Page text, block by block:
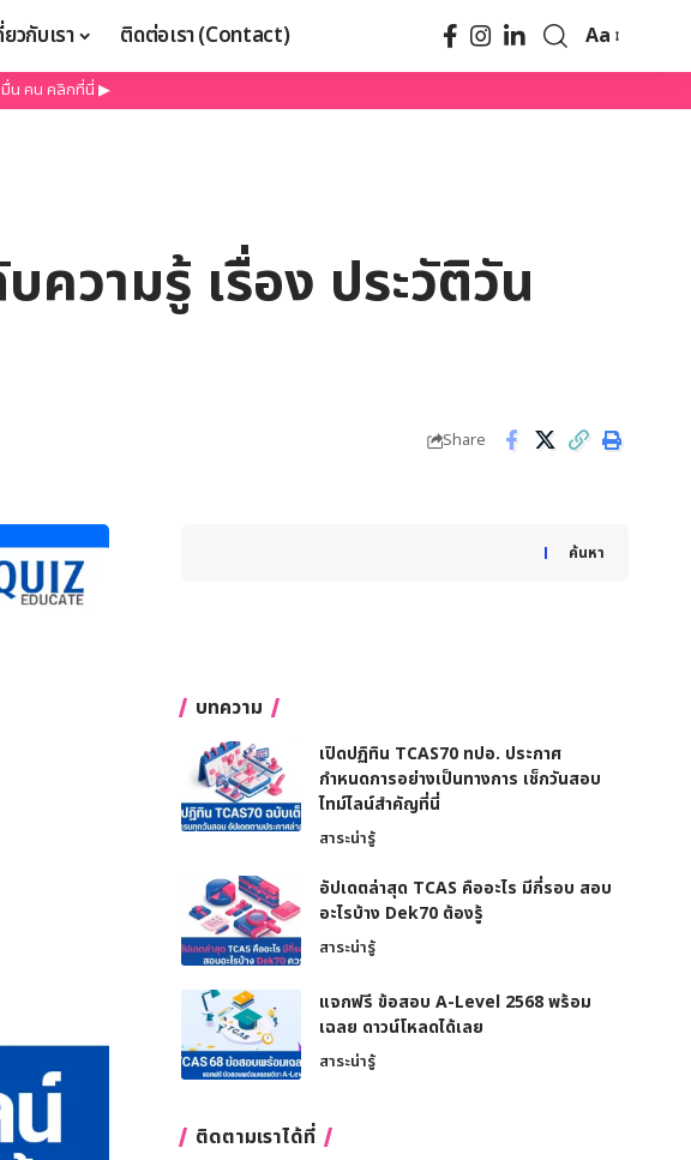
ยวกับเรา ติดต่อเรา (Contact) Aa
มื่น คน คลิกที่นี่ ▶
วามรู้ เรื่อง ประวัติวัน
Share
ค้นหา
When autocomplete results are available use up and
บทความ
เปิดปฏิทิน TCAS70 ทปอ. ประกาศ
กำหนดการอย่างเป็นทางการ เช็กวันสอบ
ไทม์ไลน์สำคัญที่นี่
สาระน่ารู้
อัปเดตล่าสุด TCAS คืออะไร มีกี่รอบ สอบ
อะไรบ้าง Dek70 ต้องรู้
สาระน่ารู้
แจกฟรี ข้อสอบ A-Level 2568 พร้อม
เฉลย ดาวน์โหลดได้เลย
สาระน่ารู้
ติดตามเราได้ที่